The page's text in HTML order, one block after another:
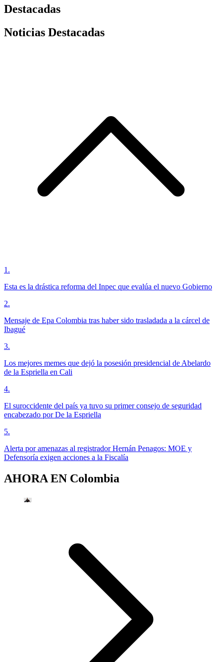
Destacadas
Noticias Destacadas
1 .
Esta es la drástica reforma del Inpec que evalúa el nuevo Gobierno
2.
Mensaje de Epa Colombia tras haber sido trasladada a la cárcel de
Ibagué
3.
Los mejores memes que dejó la posesión presidencial de Abelardo
de la Espriella en Cali
4.
El suroccidente del país ya tuvo su primer consejo de seguridad
encabezado por De la Espriella
5.
Alerta por amenazas al registrador Hernán Penagos: MOE y
Defensoría exigen acciones a la Fiscalía
AHORA EN Colombia